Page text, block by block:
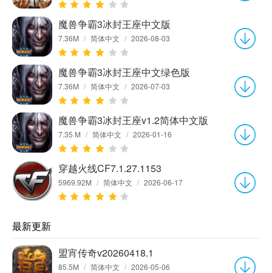
魔兽争霸3冰封王座中文版
7.36M / 简体中文 / 2026-08-03
魔兽争霸3冰封王座中文绿色版
7.36M / 简体中文 / 2026-07-03
魔兽争霸3冰封王座v1.2简体中文版
7.35 M / 简体中文 / 2026-01-16
穿越火线CF7.1.27.1153
5969.92M / 简体中文 / 2026-06-17
最新更新
盟宵传奇v20260418.1
85.5M / 简体中文 / 2026-05-06